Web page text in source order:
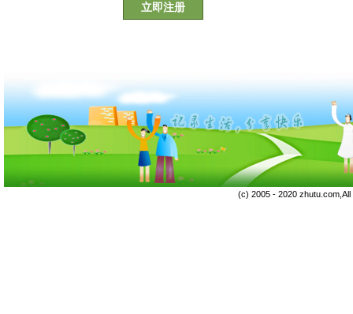
立即注册
(c) 2005 - 2020